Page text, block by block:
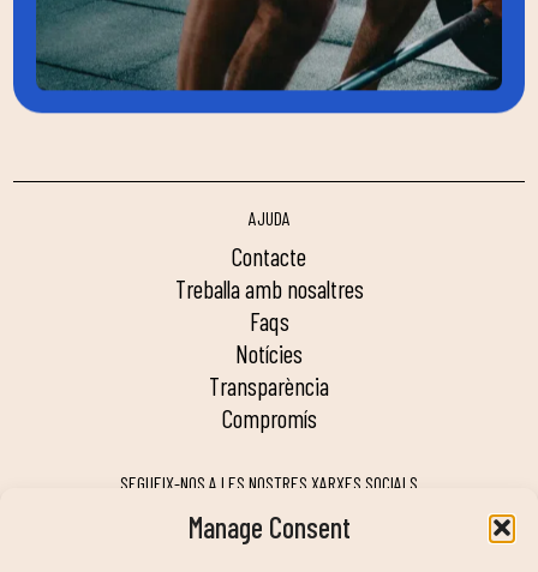
Manage Consent
AJUDA
contacte
treballa amb nosaltres
faqs
notícies
transparència
compromís
SEGUEIX-NOS A LES NOSTRES XARXES SOCIALS